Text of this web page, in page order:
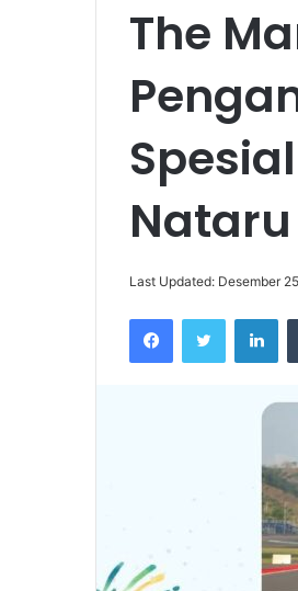
The
Nataru
Last Updated: Desember
FacebookTwitter